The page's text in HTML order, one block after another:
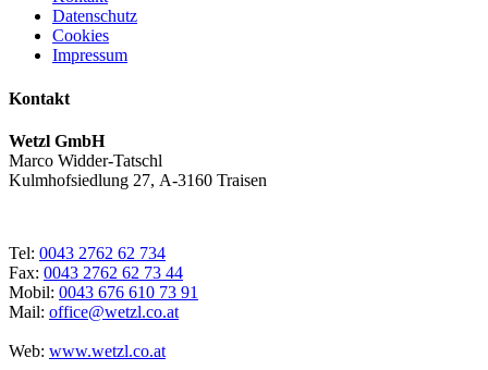
Datenschutz
Cookies
Impressum
Kontakt
Wetzl GmbH
Marco Widder-Tatschl
Kulmhofsiedlung 27, A-3160 Traisen
Tel: 0043 2762 62 734
Fax: 0043 2762 62 73 44
Mobil: 0043 676 610 73 91
Mail: office@wetzl.co.at
Web: www.wetzl.co.at